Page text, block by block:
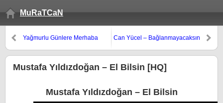
MuRaTCaN
Yağmurlu Günlere Merhaba Can Yücel – Bağlanmayacaksın
Mustafa Yıldızdoğan – El Bilsin [HQ]
Mustafa Yıldızdoğan – El Bilsin